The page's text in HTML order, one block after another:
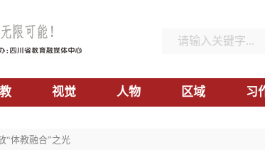
视觉 人物 区域 习
“体教融合”之光